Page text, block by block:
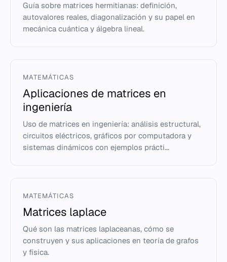
Guía sobre matrices hermitianas: definición,
autovalores reales, diagonalización y su papel en
mecánica cuántica y álgebra lineal.
MATEMÁTICAS
Aplicaciones de matrices en
ingeniería
Uso de matrices en ingeniería: análisis estructural,
circuitos eléctricos, gráficos por computadora y
sistemas dinámicos con ejemplos prácti...
MATEMÁTICAS
Matrices laplace
Qué son las matrices laplaceanas, cómo se
construyen y sus aplicaciones en teoría de grafos
y física.